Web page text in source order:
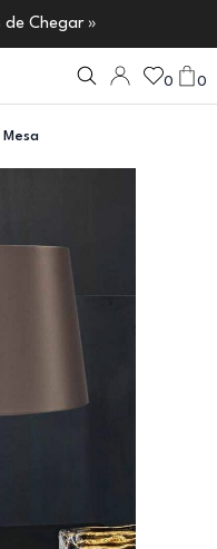
Chegar »
0 0